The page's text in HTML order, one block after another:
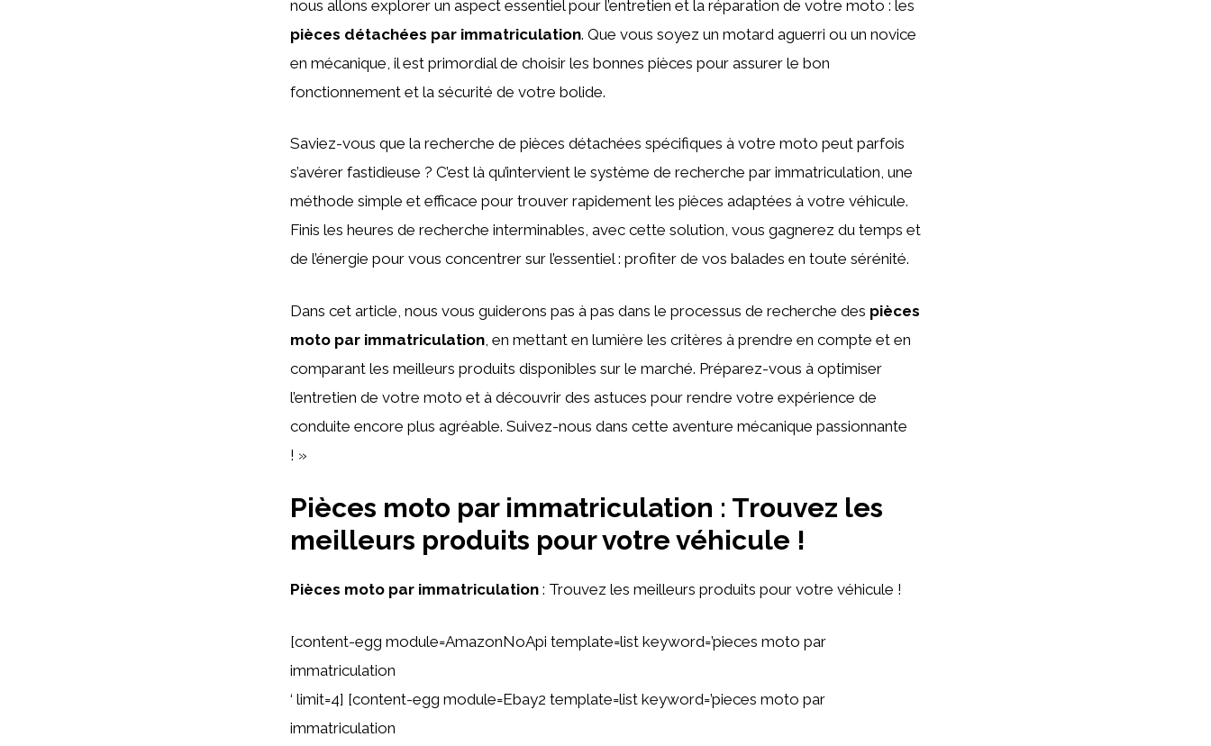
nous allons explorer un aspect essentiel pour l’entretien et la réparation de votre moto : les
pièces détachées par immatriculation. Que vous soyez un motard aguerri ou un novice
en mécanique, il est primordial de choisir les bonnes pièces pour assurer le bon
fonctionnement et la sécurité de votre bolide.
Saviez-vous que la recherche de pièces détachées spécifiques à votre moto peut parfois
s’avérer fastidieuse ? C’est là qu’intervient le système de recherche par immatriculation, une
méthode simple et efficace pour trouver rapidement les pièces adaptées à votre véhicule.
Finis les heures de recherche interminables, avec cette solution, vous gagnerez du temps et
de l’énergie pour vous concentrer sur l’essentiel : profiter de vos balades en toute sérénité.
Dans cet article, nous vous guiderons pas à pas dans le processus de recherche des pièces
moto par immatriculation , en mettant en lumière les critères à prendre en compte et en
comparant les meilleurs produits disponibles sur le marché. Préparez-vous à optimiser
l’entretien de votre moto et à découvrir des astuces pour rendre votre expérience de
conduite encore plus agréable. Suivez-nous dans cette aventure mécanique passionnante
! »
Pièces moto par immatriculation : Trouvez les
meilleurs produits pour votre véhicule !
Pièces moto par immatriculation : Trouvez les meilleurs produits pour votre véhicule !
[content-egg module=AmazonNoApi template=list keyword=’pieces moto par
immatriculation
‘ limit=4] [content-egg module=Ebay2 template=list keyword=’pieces moto par
immatriculation